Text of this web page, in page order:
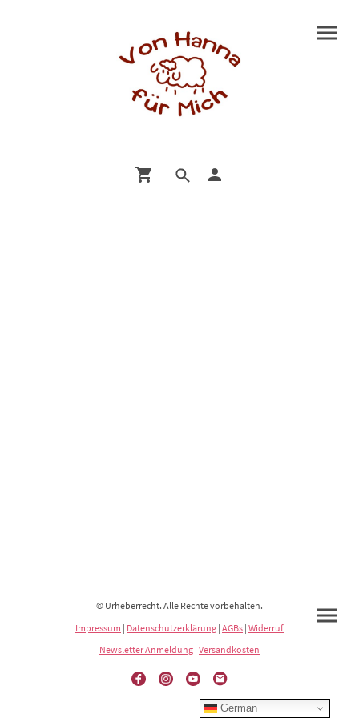
© Urheberrecht. Alle Rechte vorbehalten.
Impressum | Datenschutzerklärung | AGBs | Widerruf
Newsletter Anmeldung | Versandkosten
German